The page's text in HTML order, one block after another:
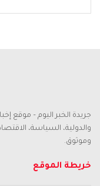
جريدة الخبر اليوم – موقع
والدولية، السياسة،
وموثوق.
خريطة الموقع